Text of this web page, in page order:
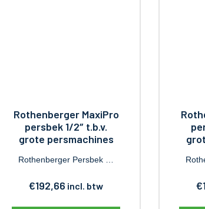
Rothenberger MaxiPro
persbek 1/2″ t.b.v.
grote persmachines
Rothenberger Persbek …
€192,66 incl. btw €